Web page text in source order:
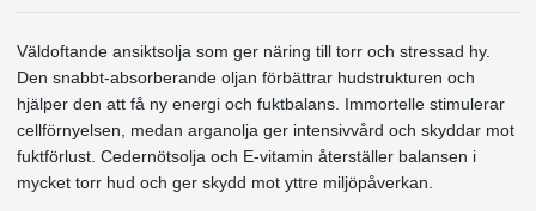
Väldoftande ansiktsolja som ger näring till torr och stressad hy.
Den snabbt-absorberande oljan förbättrar hudstrukturen och
hjälper den att få ny energi och fuktbalans. Immortelle stimulerar
cellförnyelsen, medan arganolja ger intensivvård och skyddar mot
fuktförlust. Cedernötsolja och E-vitamin återställer balansen i
mycket torr hud och ger skydd mot yttre miljöpåverkan.